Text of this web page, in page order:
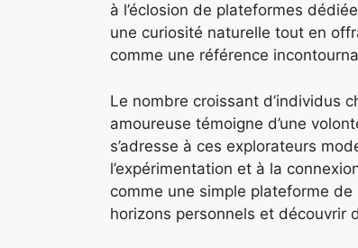
à l’éclosion de plateformes
une curiosité naturelle tout en
comme une référence
Le nombre croissant d’individus
amoureuse témoigne d’une
s’adresse à ces explorateurs
l’expérimentation et à la
comme une simple plateforme
horizons personnels et découvrir